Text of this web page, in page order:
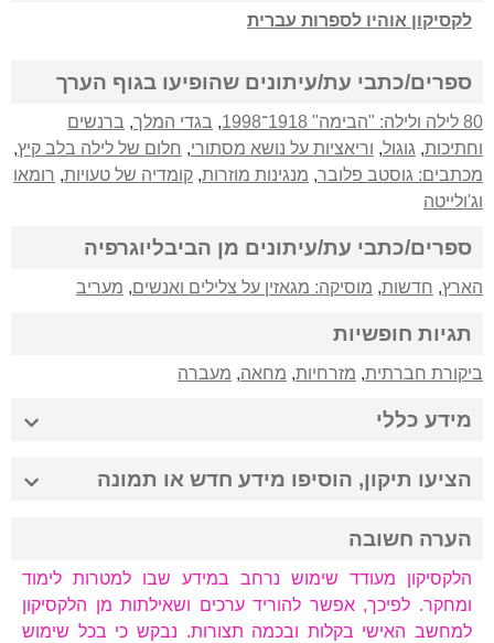
לקסיקון אוהיו לספרות עברית
ספרים/כתבי עת/עיתונים שהופיעו בגוף הערך
80 לילה ולילה: "הבימה" 1918־1998 , בגדי המלך, ברנשים
וחתיכות, גוגול, וריאציות על נושא מסתורי, חלום של לילה בלב קיץ,
מכתבים: גוסטב פלובר, מנגינות מוזרות, קומדיה של טעויות, רומאו
וג'ולייטה
ספרים/כתבי עת/עיתונים מן הביבליוגרפיה
הארץ, חדשות, מוסיקה: מגאזין על צלילים ואנשים, מעריב
תגיות חופשיות
ביקורת חברתית, מזרחיות, מחאה, מעברה
מידע כללי
הציעו תיקון, הוסיפו מידע חדש או תמונה
הערה חשובה
הלקסיקון מעודד שימוש נרחב במידע שבו למטרות לימוד
ומחקר. לפיכך, אפשר להוריד ערכים ושאילתות מן הלקסיקון
למחשב האישי בקלות ובכמה תצורות. נבקש כי בכל שימוש